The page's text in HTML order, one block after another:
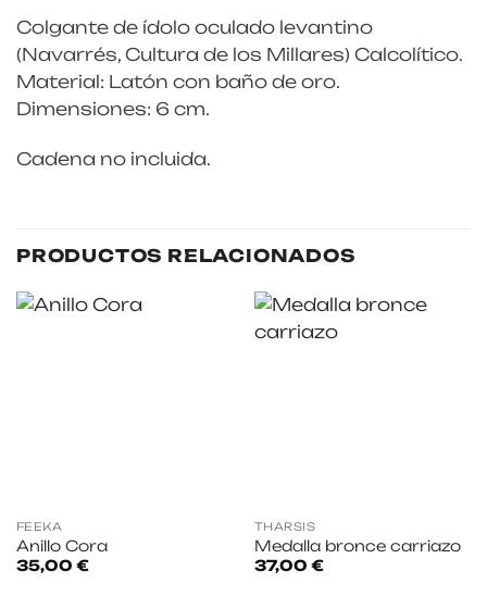
Colgante de ídolo oculado levantino
(Navarrés, Cultura de los Millares) Calcolítico.
Material: Latón con baño de oro.
Dimensiones: 6 cm.
Cadena no incluida.
PRODUCTOS RELACIONADOS
FEEKA
Anillo Cora
35,00 €
THARSIS
Medalla bronce carriazo
37,00 €